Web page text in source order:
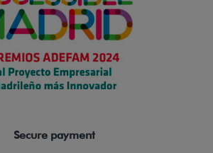
Secure payment